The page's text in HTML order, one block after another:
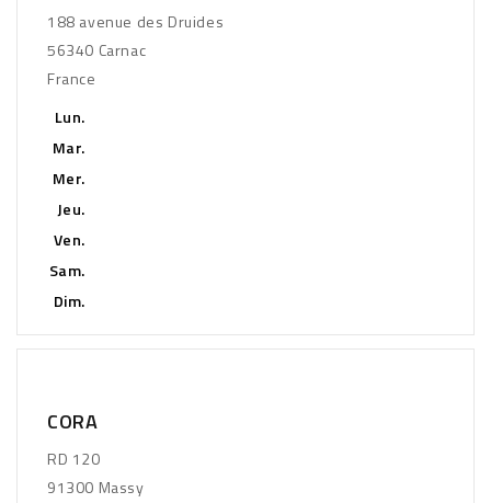
188 avenue des Druides
56340 Carnac
France
Lun.
Mar.
Mer.
Jeu.
Ven.
Sam.
Dim.
CORA
RD 120
91300 Massy